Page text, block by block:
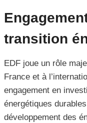
transition
EDF joue un rôle
France et à
engagement en
énergétiques
développement des